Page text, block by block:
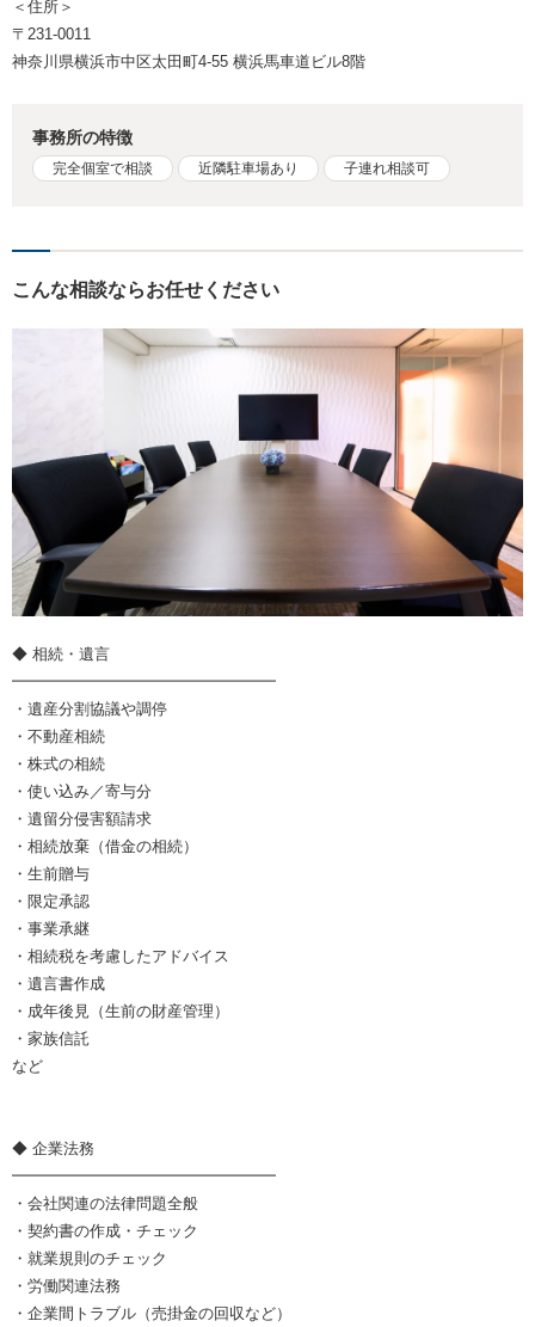
＜住所＞
〒231-0011
神奈川県横浜市中区太田町4-55 横浜馬車道ビル8階
事務所の特徴
完全個室で相談 近隣駐車場あり 子連れ相談可
こんな相談ならお任せください
◆ 相続・遺言
━━━━━━━━━━━━━━━━━
・遺産分割協議や調停
・不動産相続
・株式の相続
・使い込み／寄与分
・遺留分侵害額請求
・相続放棄（借金の相続）
・生前贈与
・限定承認
・事業承継
・相続税を考慮したアドバイス
・遺言書作成
・成年後見（生前の財産管理）
・家族信託
など
◆ 企業法務
━━━━━━━━━━━━━━━━━
・会社関連の法律問題全般
・契約書の作成・チェック
・就業規則のチェック
・労働関連法務
・企業間トラブル（売掛金の回収など）